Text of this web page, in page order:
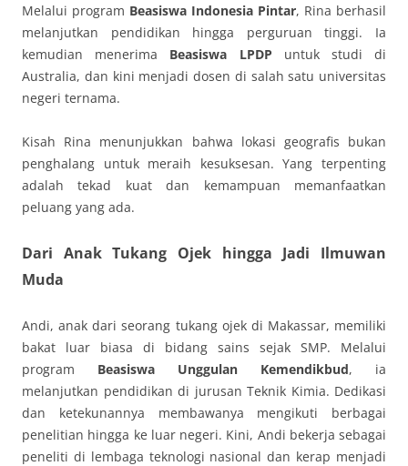
Melalui program Beasiswa Indonesia Pintar, Rina berhasil
melanjutkan pendidikan hingga perguruan tinggi. Ia
kemudian menerima Beasiswa LPDP untuk studi di
Australia, dan kini menjadi dosen di salah satu universitas
negeri ternama.
Kisah Rina menunjukkan bahwa lokasi geografis bukan
penghalang untuk meraih kesuksesan. Yang terpenting
adalah tekad kuat dan kemampuan memanfaatkan
peluang yang ada.
Dari Anak Tukang Ojek hingga Jadi Ilmuwan
Muda
Andi, anak dari seorang tukang ojek di Makassar, memiliki
bakat luar biasa di bidang sains sejak SMP. Melalui
program Beasiswa Unggulan Kemendikbud, ia
melanjutkan pendidikan di jurusan Teknik Kimia. Dedikasi
dan ketekunannya membawanya mengikuti berbagai
penelitian hingga ke luar negeri. Kini, Andi bekerja sebagai
peneliti di lembaga teknologi nasional dan kerap menjadi